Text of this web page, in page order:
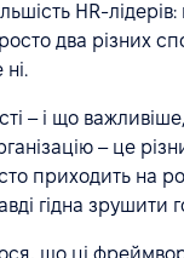
HR-
два різних
– і що
– це
приходить на
гідна зрушити
що ці